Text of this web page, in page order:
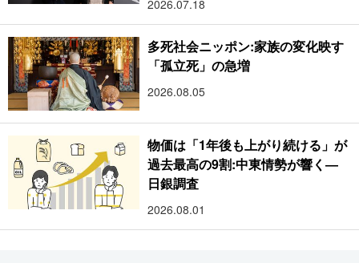
2026.07.18
多死社会ニッポン:家族の変化映す
「孤立死」の急増
2026.08.05
物価は「1年後も上がり続ける」が
過去最高の9割:中東情勢が響く―
日銀調査
2026.08.01